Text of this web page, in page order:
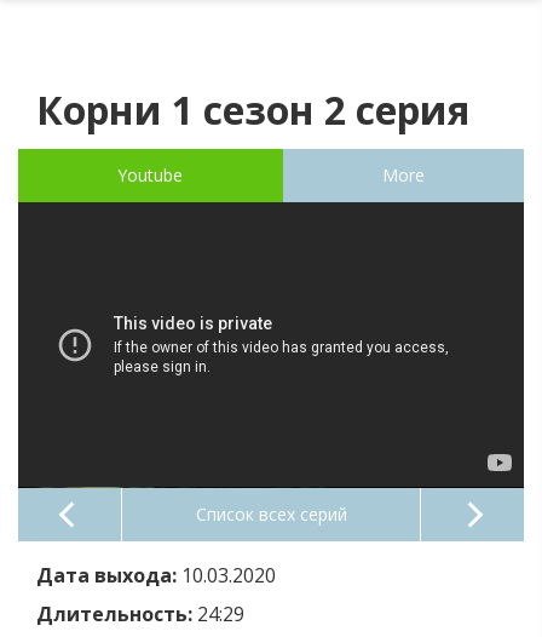
Корни 1 сезон 2 серия
Youtube More
Список всех серий
Дата выхода: 10.03.2020
Длительность: 24:29